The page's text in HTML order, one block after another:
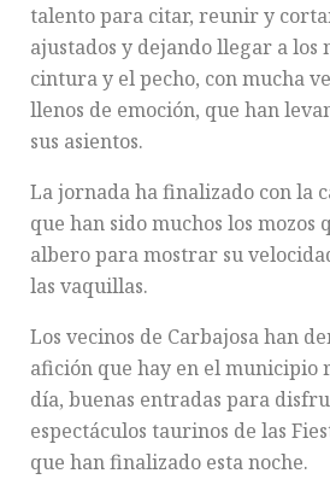
talento para citar, reunir y
ajustados y dejando llegar a los
cintura y el pecho, con mucha
llenos de emoción, que han
sus asientos.
La jornada ha finalizado con la
que han sido muchos los mozos
albero para mostrar su
las vaquillas.
Los vecinos de Carbajosa han
afición que hay en el municipio
día, buenas entradas para
espectáculos taurinos de las
que han finalizado esta noche.